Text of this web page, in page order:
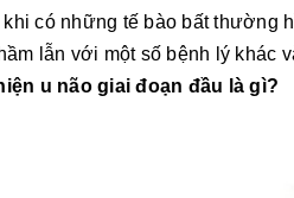
có những tế bào bất thường
lẫn với một số bệnh lý khác
u não giai đoạn đầu là gì?